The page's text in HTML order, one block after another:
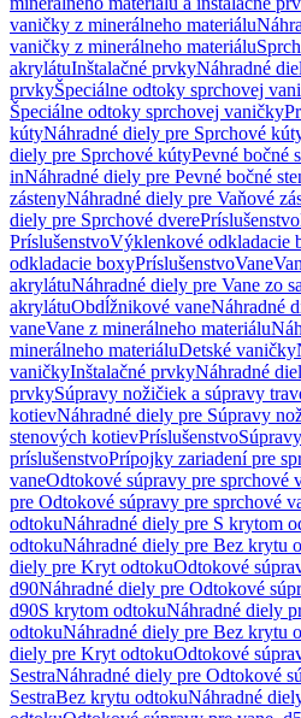
vaničky z minerálneho materiálu
vaničky z minerálneho materiálu
akrylátuInštalačné prvkyNáhradné
prvkyŠpeciálne odtoky sprchovej
Špeciálne odtoky sprchovej vaničky
kútyNáhradné diely pre Sprchové
diely pre Sprchové kútyPevné bočné
inNáhradné diely pre Pevné bočné
zástenyNáhradné diely pre Vaňové
diely pre Sprchové dverePríslušenstvo
PríslušenstvoVýklenkové odkladacie
odkladacie boxyPríslušenstvoVane
akrylátuNáhradné diely pre Vane zo
akrylátuObdĺžnikové vaneNáhradné
vaneVane z minerálneho materiálu
minerálneho materiáluDetské vaničky
vaničkyInštalačné prvkyNáhradné
prvkySúpravy nožičiek a súpravy
kotievNáhradné diely pre Súpravy
stenových kotievPríslušenstvo
príslušenstvoPrípojky zariadení pre
vaneOdtokové súpravy pre sprchové
pre Odtokové súpravy pre sprchové
odtokuNáhradné diely pre S krytom
odtokuNáhradné diely pre Bez krytu
diely pre Kryt odtokuOdtokové
d90Náhradné diely pre Odtokové
d90S krytom odtokuNáhradné diely
odtokuNáhradné diely pre Bez krytu
diely pre Kryt odtokuOdtokové
SestraNáhradné diely pre Odtokové
SestraBez krytu odtokuNáhradné